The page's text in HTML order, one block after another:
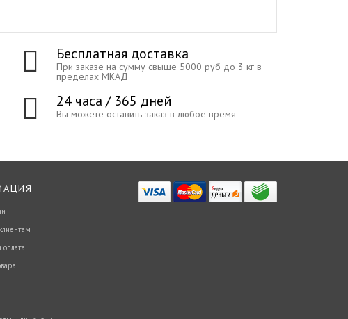
Бесплатная доставка
При заказе на сумму свыше 5000 руб до 3 кг в
пределах МКАД
24 часа / 365 дней
Вы можете оставить заказ в любое время
оплата